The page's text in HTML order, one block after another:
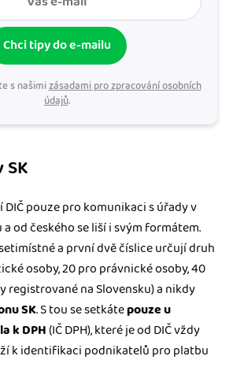
Chci tipy do e-mailu
s našimizásadami pro zpracování osobních
údajů.
SK
DIČ pouze pro komunikaci s úřady v
od českého se liší i svým formátem.
a první dvě číslice určují druh
osoby, 20 pro právnické osoby, 40
registrované na Slovensku) a nikdy
SK. S tou se setkátepouze u
k DPH(IČ DPH), které je od DIČ vždy
k identifikaci podnikatelů pro platbu